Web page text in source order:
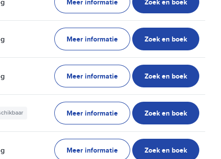
Meer informatie Zoek en boek
Meer informatie Zoek en boek
Meer informatie Zoek en boek
Meer informatie Zoek en boek
Meer informatie Zoek en boek